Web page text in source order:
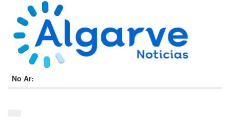
No Ar: